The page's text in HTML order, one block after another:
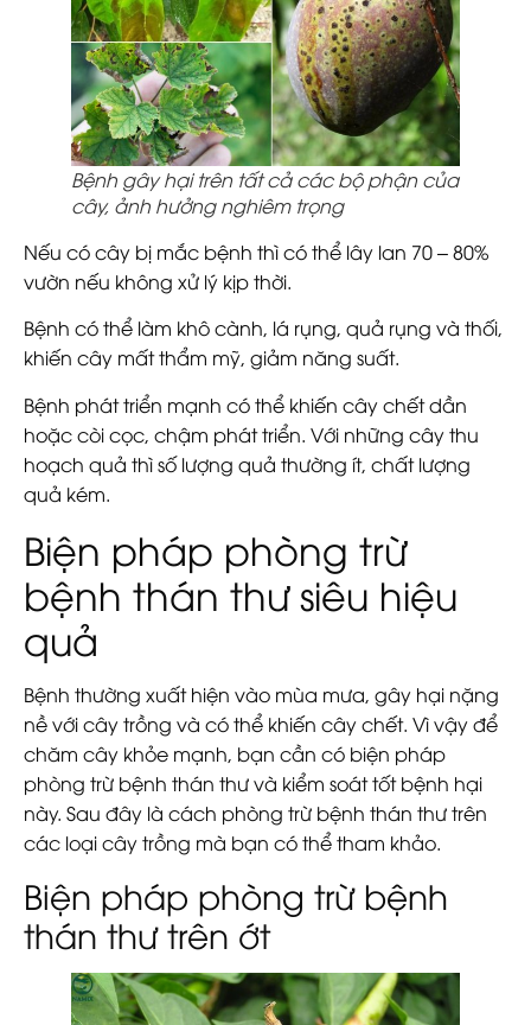
Bệnh gây hại trên tất cả các bộ phận của
cây, ảnh hưởng nghiêm trọng
Nếu có cây bị mắc bệnh thì có thể lây lan 70 – 80%
vườn nếu không xử lý kịp thời.
Bệnh có thể làm khô cành, lá rụng, quả rụng và thối,
khiến cây mất thẩm mỹ, giảm năng suất.
Bệnh phát triển mạnh có thể khiến cây chết dần
hoặc còi cọc, chậm phát triển. Với những cây thu
hoạch quả thì số lượng quả thường ít, chất lượng
quả kém.
Biện pháp phòng trừ
bệnh thán thư siêu hiệu
quả
Bệnh thường xuất hiện vào mùa mưa, gây hại nặng
nề với cây trồng và có thể khiến cây chết. Vì vậy để
chăm cây khỏe mạnh, bạn cần có biện pháp
phòng trừ bệnh thán thư và kiểm soát tốt bệnh hại
này. Sau đây là cách phòng trừ bệnh thán thư trên
các loại cây trồng mà bạn có thể tham khảo.
Biện pháp phòng trừ bệnh
thán thư trên ớt